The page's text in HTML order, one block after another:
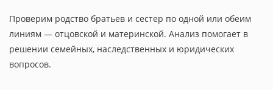
Проверим родство братьев и сестер по одной или обеим
линиям — отцовской и материнской. Анализ помогает в
решении семейных, наследственных и юридических
вопросов.